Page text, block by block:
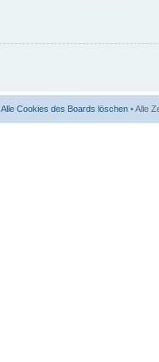
Alle Cookies des Boards löschen • Alle